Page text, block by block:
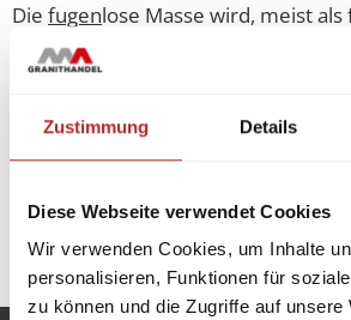
Zustimmung Details
Diese Webseite verwendet Cookies
Wir verwenden Cookies, um Inhalte
personalisieren, Funktionen für
zu können und die Zugriffe auf unsere
Die fugenlose Masse wird, meist
aufgetragen und geglättet. Die
anschließend entweder direkt als
dient als Grundlage für Holzboden,
oder Fliesen. Eine gleichmäßige
den Bodenbelag sowie eine
und Trittschalldämmung sind die
Estrichs.